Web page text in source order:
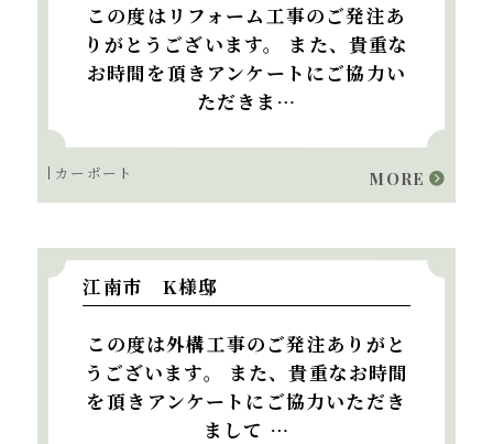
この度はリフォーム工事のご発注あ
りがとうございます。 また、貴重な
お時間を頂きアンケートにご協力い
ただきま…
カーポート MORE
江南市 K様邸
この度は外構工事のご発注ありがと
うございます。 また、貴重なお時間
を頂きアンケートにご協力いただき
まして …